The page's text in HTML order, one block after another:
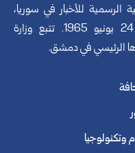
الرسمية للأخبار في سوريا،
تأسست في 24 يونيو 1965. تتبع وزارة
الرئيسي في دمشق.
وتكنولوجيا